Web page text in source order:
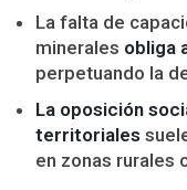
La falta de
minerales obliga
perpetuando la
La oposición
territoriales
en zonas rurales